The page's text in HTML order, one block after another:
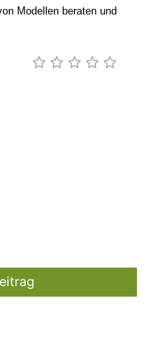
Modellen beraten und